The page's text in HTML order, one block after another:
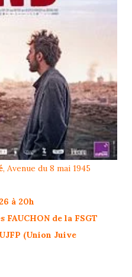
, Avenue du 8 mai 1945
à 20h
FAUCHON de la FSGT
(Union Juive